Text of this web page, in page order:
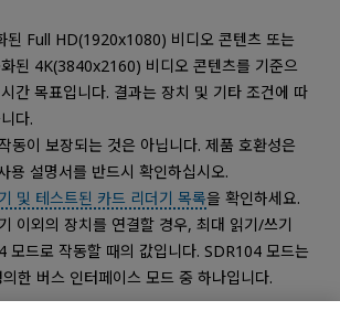
된 Full HD(1920x1080) 비디오 콘텐츠 또는
된 4K(3840x2160) 비디오 콘텐츠를 기준으
간 목표입니다. 결과는 장치 및 기타 조건에 따
다.
동이 보장되는 것은 아닙니다. 제품 호환성은
용 설명서를 반드시 확인하십시오.
및 테스트된 카드 리더기 목록을 확인하세요.
이외의 장치를 연결할 경우, 최대 읽기/쓰기
모드로 작동할 때의 값입니다. SDR104 모드는
한 버스 인터페이스 모드 중 하나입니다.